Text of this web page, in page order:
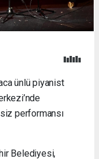
ünlü piyanist
performansı
Belediyesi,